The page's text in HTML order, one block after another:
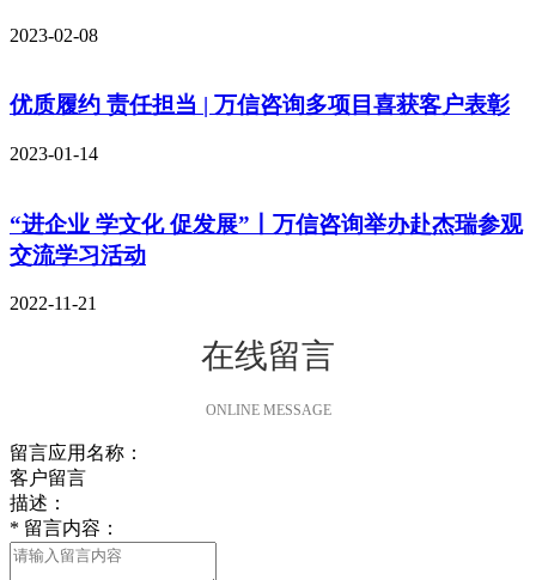
2023-02-08
优质履约 责任担当 | 万信咨询多项目喜获客户表彰
2023-01-14
“进企业 学文化 促发展”丨万信咨询举办赴杰瑞参观
交流学习活动
2022-11-21
在线留言
ONLINE MESSAGE
留言应用名称：
客户留言
描述：
* 留言内容：